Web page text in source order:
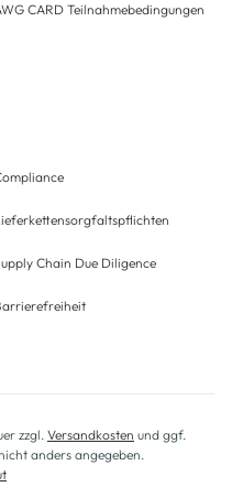
CARD Teilnahmebedingungen
Chain Due Diligence
zzgl. Versandkosten und ggf.
anders angegeben.